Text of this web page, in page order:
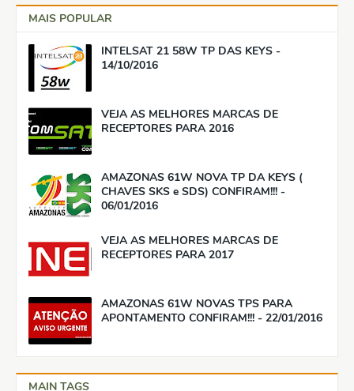
MAIS POPULAR
INTELSAT 21 58W TP DAS KEYS -
14/10/2016
VEJA AS MELHORES MARCAS DE
RECEPTORES PARA 2016
AMAZONAS 61W NOVA TP DA KEYS (
CHAVES SKS e SDS) CONFIRAM!!! -
06/01/2016
VEJA AS MELHORES MARCAS DE
RECEPTORES PARA 2017
AMAZONAS 61W NOVAS TPS PARA
APONTAMENTO CONFIRAM!!! - 22/01/2016
MAIN TAGS